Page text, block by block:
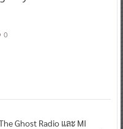
0
Ghost Radio และ MI